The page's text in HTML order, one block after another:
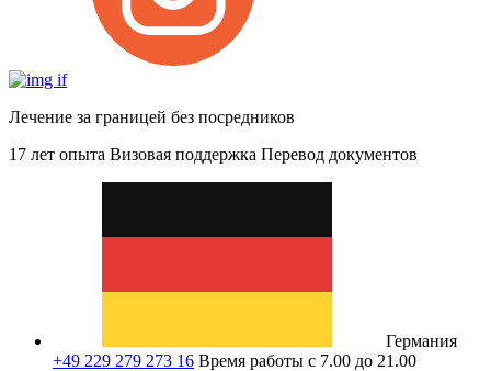
Лечение за границей без посредников
17 лет опыта Визовая поддержка Перевод документов
Германия
+49 229 279 273 16 Время работы с 7.00 до 21.00